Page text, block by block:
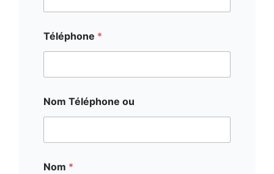
Téléphone *
Nom Téléphone ou
Nom *